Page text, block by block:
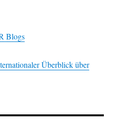
Blogs
Überblick über